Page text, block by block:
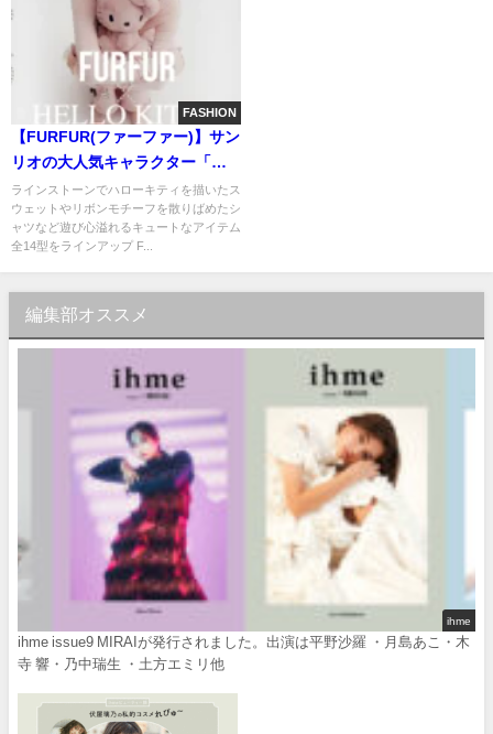
FASHION
【FURFUR(ファーファー)】サン
リオの大人気キャラクター「ハ
ローキティ」との初のコラボレ
ーションアイテム全14型が登
場！
ラインストーンでハローキティを描いたス
ウェットやリボンモチーフを散りばめたシ
ャツなど遊び心溢れるキュートなアイテム
全14型をラインアップ F...
編集部オススメ
ihme
ihme issue9 MIRAIが発行されました。出演は平野沙羅 ・月島あこ・木
寺 響・乃中瑞生 ・土方エミリ他